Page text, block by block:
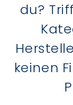
du?
keinen